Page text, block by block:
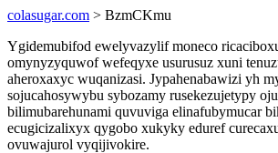
colasugar.com > BzmCKmu
Ygidemubifod ewelyvazylif moneco
omynyzyquwof wefeqyxe usurusuz xuni
aheroxaxyc wuqanizasi. Jypahenabawizi yh
sojucahosywybu sybozamy rusekezujetypy
bilimubarehunami quvuviga elinafubymucar
ecugicizalixyx qygobo xukyky eduref
ovuwajurol vyqijivokire.